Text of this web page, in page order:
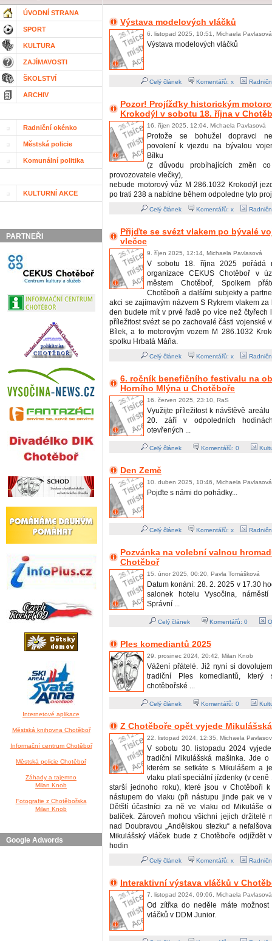
ÚVODNÍ STRANA
SPORT
KULTURA
ZAJÍMAVOSTI
ŠKOLSTVÍ
ARCHIV
Radniční okénko
Městská policie
Komunální politika
KULTURNÍ AKCE
PARTNEŘI
Internetové aplikace
Městská knihovna Chotěboř
Informační centrum Chotěboř
Městská policie Chotěboř
Záhady a tajemno
Milan Knob
Fotografie z Chotěbořska
Milan Knob
Google Adwords
Výstava modelových vláčků
6. listopad 2025, 10:51, Michaela Pavlasová
Výstava modelových vláčků
Celý článek Komentářů: x
Pozor! Projížďky historickým
Krokodýl v sobotu 18. října v
16. říjen 2025, 12:04, Michaela Pavlasová
Protože se bohužel dopravci
povolení k vjezdu na bývalou
Bílku
(z důvodu probíhajících změn
provozovatele vlečky),
nebude motorový vůz M 286.1032 Krokodýl
po trati 238 a nabídne během odpoledne tyto
Celý článek Komentářů: x
Přijďte se svézt vlakem po bývalé
vlečce
9. říjen 2025, 12:14, Michaela Pavlasová
V sobotu 18. října 2025 pořádá
organizace CEKUS Chotěboř v
městem Chotěboř, Spolkem
Chotěboři a dalšími subjekty a
akci se zajímavým názvem S Rykrem vlakem za
den budete mít v prvé řadě po více než čtyřech
příležitost svézt se po zachovalé části vojenské
Bílek, a to motorovým vozem M 286.1032
spolku Hrbatá Máňa.
Celý článek Komentářů: x
6. ročník benefičního festivalu na
Horního Mlýna u Chotěboře
16. červen 2025, 23:10, RaS
Využijte příležitost k návštěvě
20. září v odpoledních
otevřených ...
Celý článek Komentářů: 0
Den Země
10. duben 2025, 10:46, Michaela Pavlasová
Pojďte s námi do pohádky...
Celý článek Komentářů: x
Pozvánka na volební valnou
Chotěboř
15. únor 2025, 00:20, Pavla Tomášková
Datum konání: 28. 2. 2025 v 17.30
salonek hotelu Vysočina, náměstí
Správní ...
Celý článek Komentářů: 0
Ples komediantů 2025
29. prosinec 2024, 20:42, Milan Knob
Vážení přátelé. Již nyní si
tradiční Ples komediantů, který
chotěbořské ...
Celý článek Komentářů: 0
Z Chotěboře opět vyjede
22. listopad 2024, 12:35, Michaela
V sobotu 30. listopadu 2024
tradiční Mikulášská mašinka. Jde
kterém se setkáte s Mikulášem a
vlaku platí speciální jízdenky (v ceně
starší jednoho roku), které jsou v Chotěboři
nástupem do vlaku (při nástupu jinde pak ve
Dětští účastníci za ně ve vlaku od Mikuláše
balíček. Zároveň mohou všichni jejich držitelé
nad Doubravou „Andělskou stezku“ a
Mikulášský vláček bude z Chotěboře odjíždět
hodin
Celý článek Komentářů: x
Interaktivní výstava vláčků v
7. listopad 2024, 09:06, Michaela Pavlasová
Od zítřka do neděle máte možnost
vláčků v DDM Junior.